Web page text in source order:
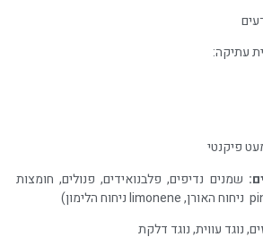
עתיקה:
פיקנטי
שמנים נדיפים, פלבנואידים, פנולים, חומצות
נוגד עווית, נוגד דלקת